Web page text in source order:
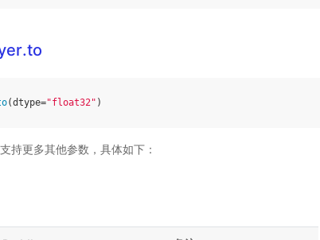
(dtype="float32" )
持更多其他参数，具体如下：